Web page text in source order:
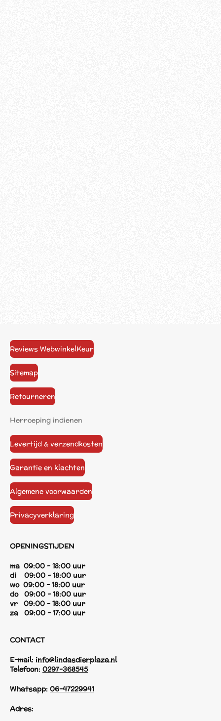
Reviews WebwinkelKeur
Sitemap
Retourneren
Herroeping indienen
Levertijd & verzendkosten
Garantie en klachten
Algemene voorwaarden
Privacyverklaring
OPENINGSTIJDEN
ma 09:00 - 18:00 uur
di 09:00 - 18:00 uur
wo 09:00 - 18:00 uur
do 09:00 - 18:00 uur
vr 09:00 - 18:00 uur
za 09:00 - 17:00 uur
CONTACT
E-mail: info@lindasdierplaza.nl
Telefoon: 0297-368545
Whatsapp: 06-47229941
Adres: